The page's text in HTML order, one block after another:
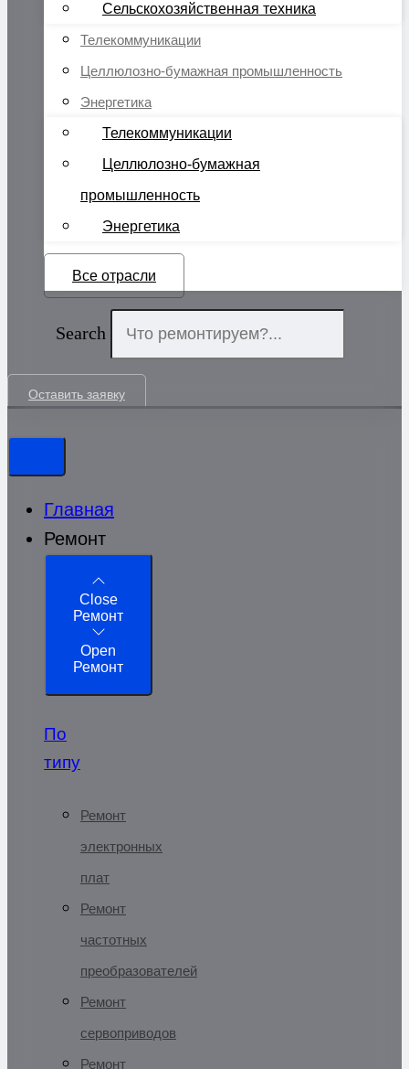
Сельскохозяйственная техника
Телекоммуникации
Целлюлозно-бумажная промышленность
Энергетика
Телекоммуникации
Целлюлозно-бумажная
промышленность
Энергетика
Все отрасли
Search
Оставить заявку
Главная
Ремонт
Close
Ремонт
Open
Ремонт
По
типу
Ремонт
электронных
плат
Ремонт
частотных
преобразователей
Ремонт
сервоприводов
Ремонт